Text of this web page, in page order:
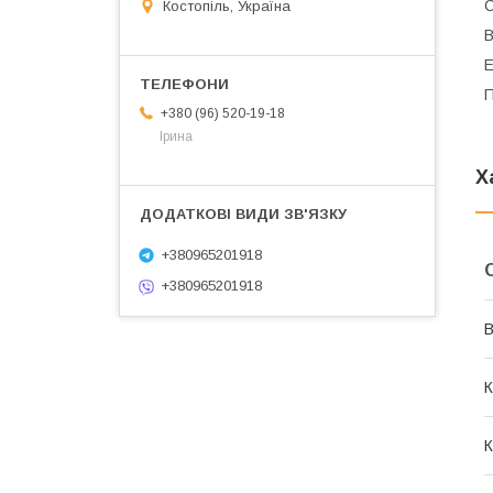
Костопіль, Україна
+380 (96) 520-19-18
Ірина
+380965201918
+380965201918